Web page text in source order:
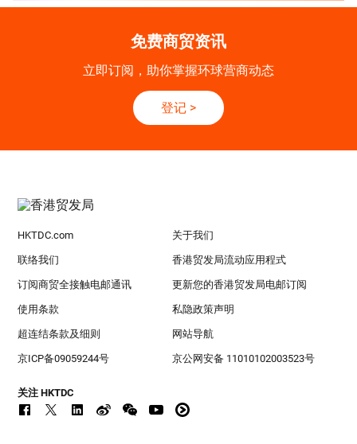
免费商贸资讯
立即订阅，助你掌握环球营商动态
登记 >
HKTDC.com 关于我们
联络我们 香港贸发局流动应用程式
订阅商贸全接触电邮通讯 更新您的香港贸发局电邮订阅
使用条款 私隐政策声明
超连结条款及细则 网站导航
京ICP备09059244号 京公网安备 11010102003523号
关注 HKTDC